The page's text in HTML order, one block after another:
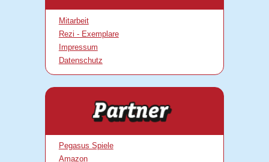
Mitarbeit
Rezi - Exemplare
Impressum
Datenschutz
Pegasus Spiele
Amazon